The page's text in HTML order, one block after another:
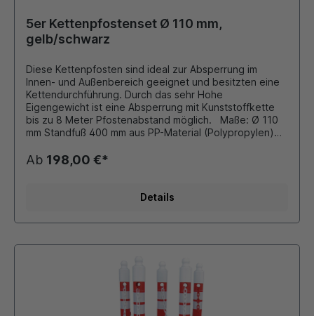
5er Kettenpfostenset Ø 110 mm,
gelb/schwarz
Diese Kettenpfosten sind ideal zur Absperrung im
Innen- und Außenbereich geeignet und besitzten eine
Kettendurchführung. Durch das sehr Hohe
Eigengewicht ist eine Absperrung mit Kunststoffkette
bis zu 8 Meter Pfostenabstand möglich. Maße: Ø 110
mm Standfuß 400 mm aus PP-Material (Polypropylen)
Fuß mit 8-10 kg Sand befüllbar 5er Set besteht aus: 5
x Kettenpfosten a 3,5 kg 25 Meter Kunststoffkette (6x8
Schilder, Hinweistafeln siehe Zubehör
Ab 198,00 €*
Details